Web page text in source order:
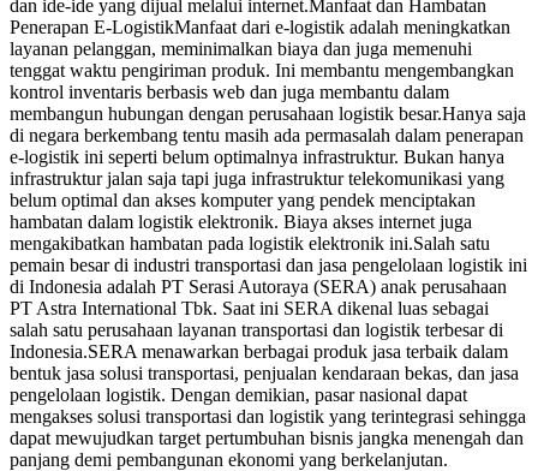
dan ide-ide yang dijual melalui internet.Manfaat dan Hambatan
Penerapan E-LogistikManfaat dari e-logistik adalah meningkatkan
layanan pelanggan, meminimalkan biaya dan juga memenuhi
tenggat waktu pengiriman produk. Ini membantu mengembangkan
kontrol inventaris berbasis web dan juga membantu dalam
membangun hubungan dengan perusahaan logistik besar.Hanya saja
di negara berkembang tentu masih ada permasalah dalam penerapan
e-logistik ini seperti belum optimalnya infrastruktur. Bukan hanya
infrastruktur jalan saja tapi juga infrastruktur telekomunikasi yang
belum optimal dan akses komputer yang pendek menciptakan
hambatan dalam logistik elektronik. Biaya akses internet juga
mengakibatkan hambatan pada logistik elektronik ini.Salah satu
pemain besar di industri transportasi dan jasa pengelolaan logistik ini
di Indonesia adalah PT Serasi Autoraya (SERA) anak perusahaan
PT Astra International Tbk. Saat ini SERA dikenal luas sebagai
salah satu perusahaan layanan transportasi dan logistik terbesar di
Indonesia.SERA menawarkan berbagai produk jasa terbaik dalam
bentuk jasa solusi transportasi, penjualan kendaraan bekas, dan jasa
pengelolaan logistik. Dengan demikian, pasar nasional dapat
mengakses solusi transportasi dan logistik yang terintegrasi sehingga
dapat mewujudkan target pertumbuhan bisnis jangka menengah dan
panjang demi pembangunan ekonomi yang berkelanjutan.